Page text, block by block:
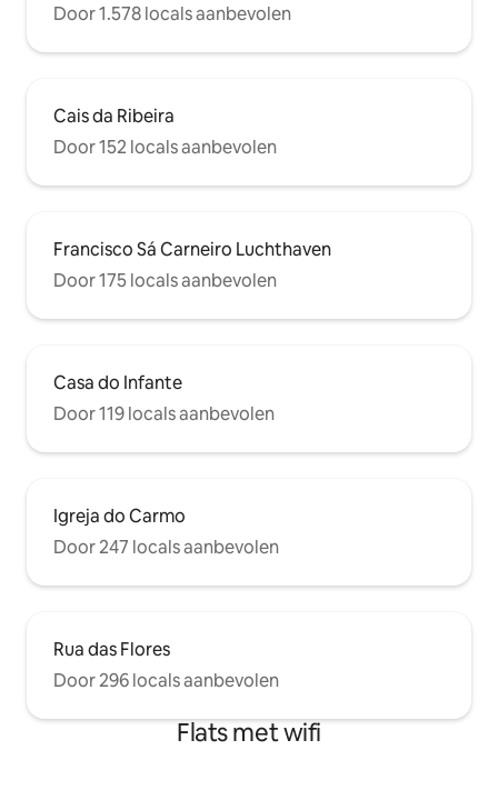
Door 1.578 locals aanbevolen
Cais da Ribeira
Door 152 locals aanbevolen
Francisco Sá Carneiro Luchthaven
Door 175 locals aanbevolen
Casa do Infante
Door 119 locals aanbevolen
Igreja do Carmo
Door 247 locals aanbevolen
Rua das Flores
Door 296 locals aanbevolen
Flats met wifi